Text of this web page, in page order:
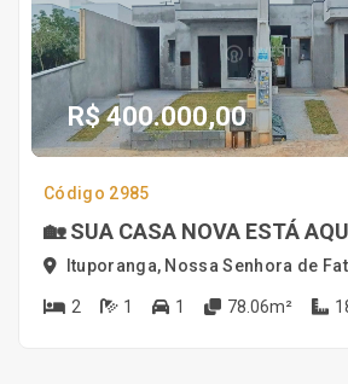
R$ 400.000,00
Código 2985
🏡 SUA CASA NOVA ESTÁ
Ituporanga, Nossa Senhora de
2 1 1 78.06m²